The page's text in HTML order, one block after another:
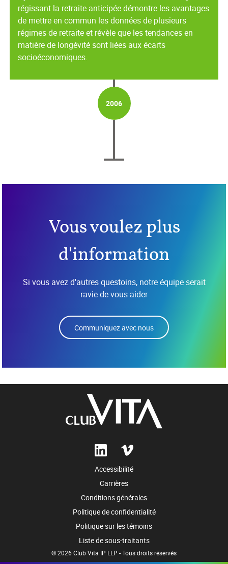
régissant la retraite anticipée démontre les avantages
de mettre en commun les données de plusieurs
régimes de retraite et révèle que les tendances en
matière de longévité sont liées aux écarts
socioéconomiques.
2006
Vous voulez plus
d'information
Si vous avez d'autres questoins, notre équipe serait
ravie de vous aider
Communiquez avec nous
Accessibilité
Carrières
Conditions générales
Politique de confidentialité
Politique sur les témoins
Liste de sous-traitants
© 2026 Club Vita IP LLP - Tous droits réservés